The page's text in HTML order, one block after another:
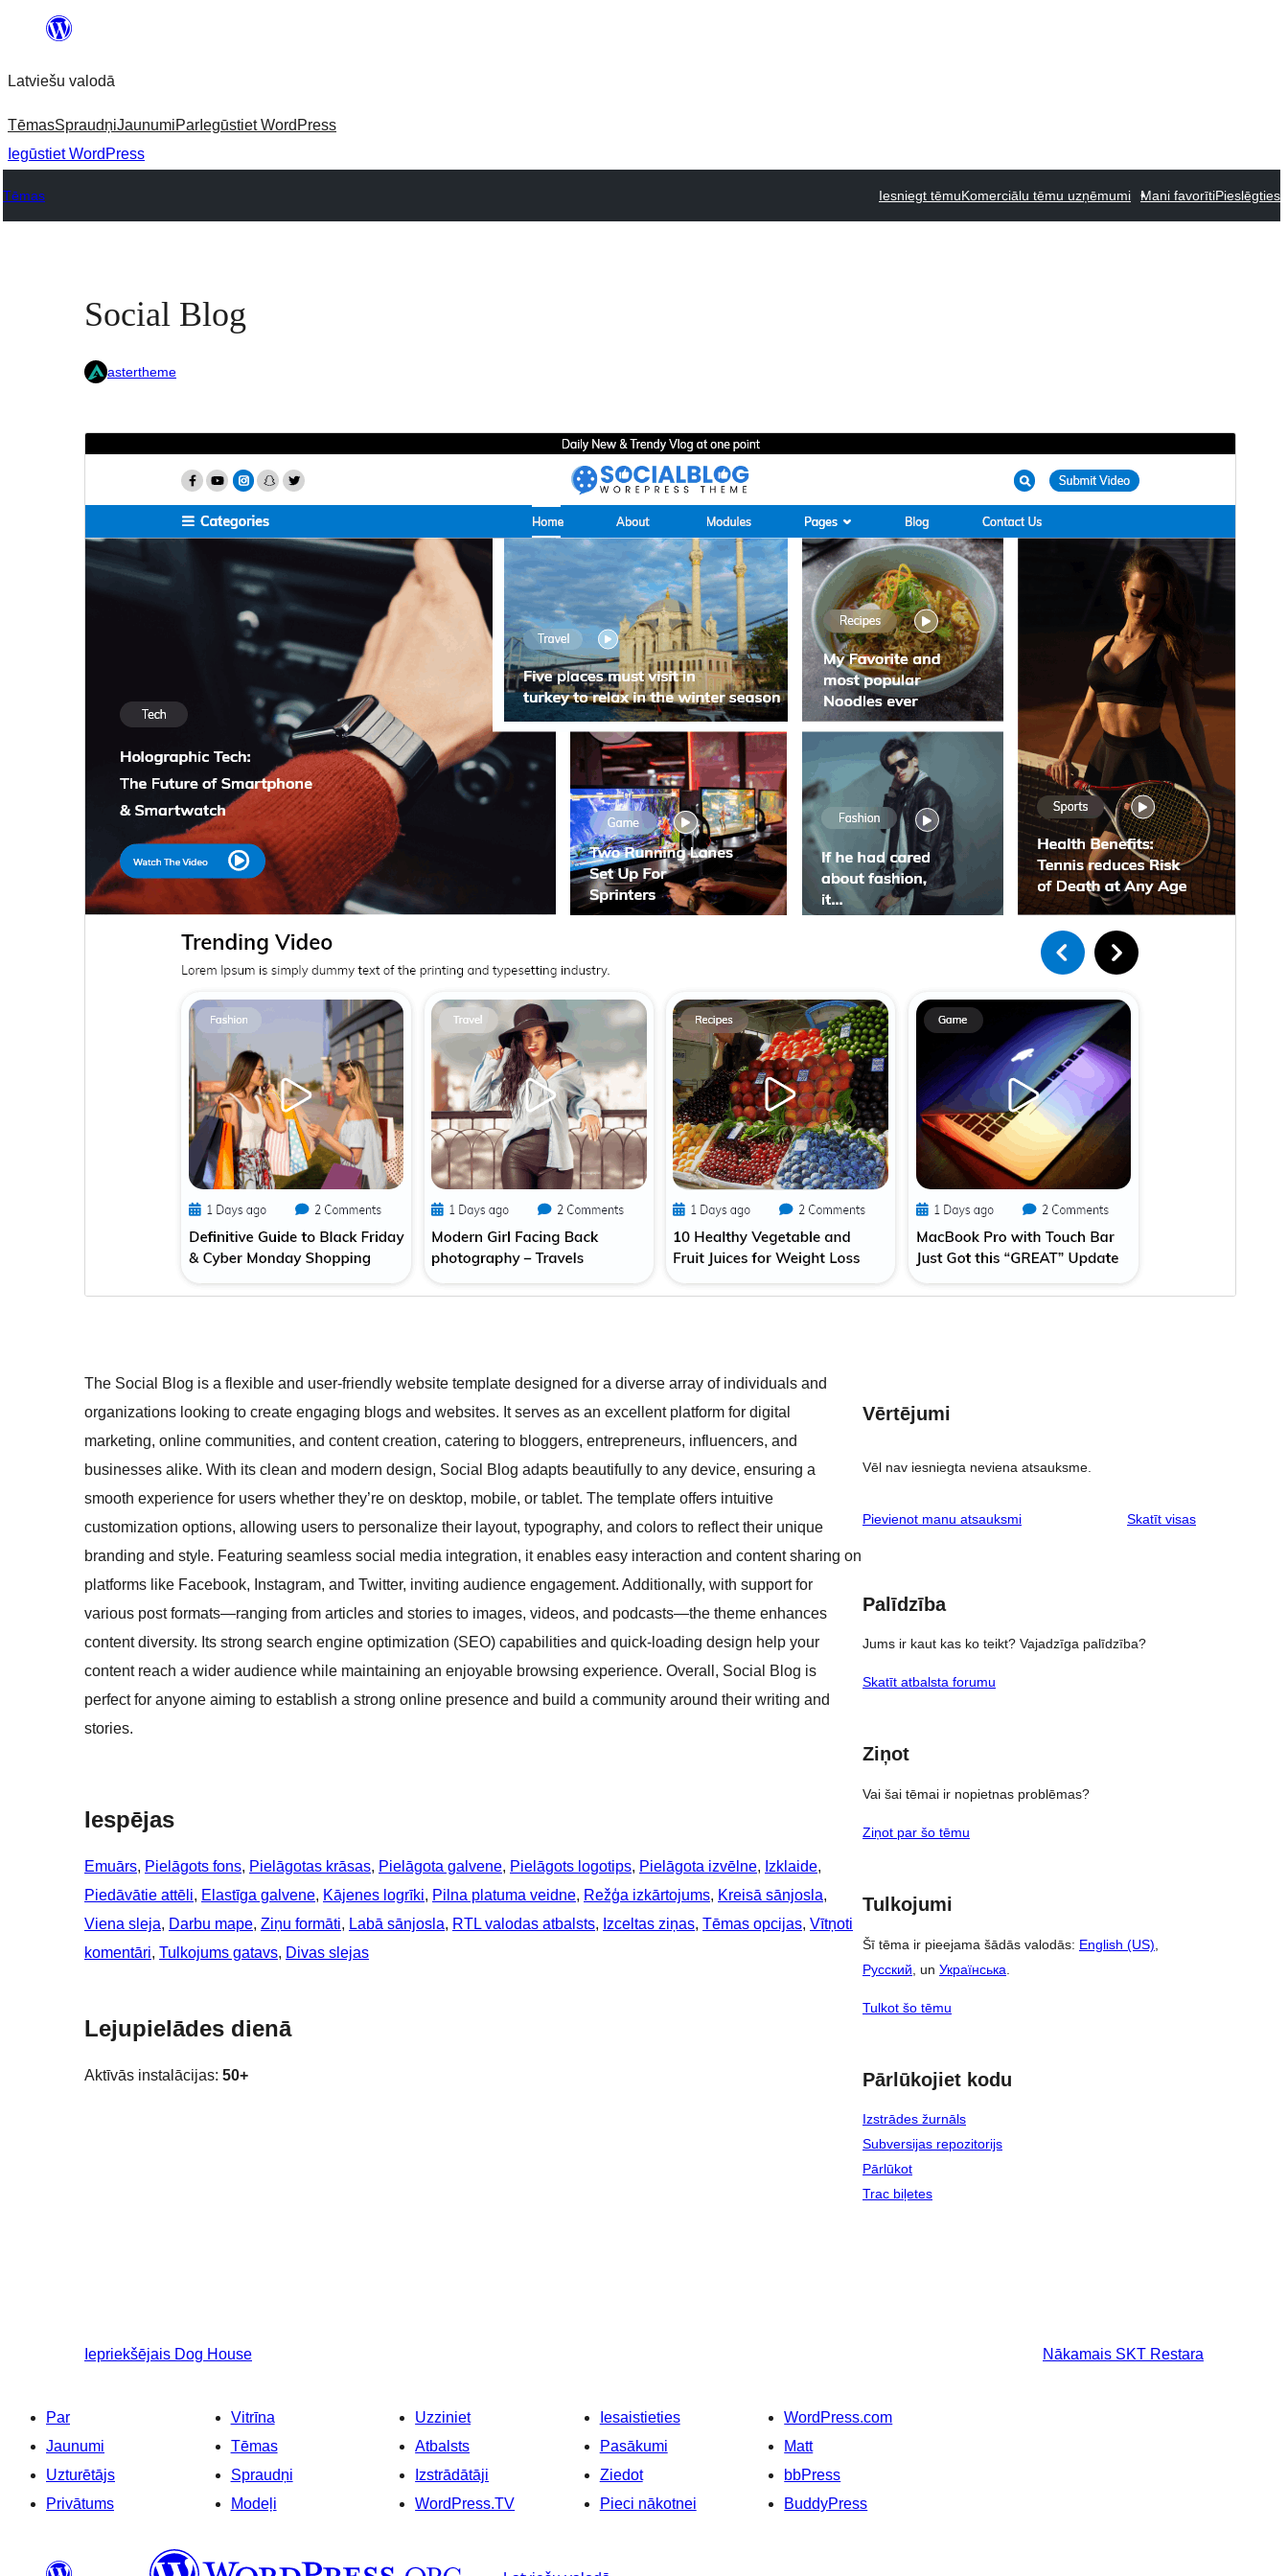
Pāriet
saturu
Latviešu valodā
TēmasSpraudņiJaunumiPar Iegūstiet WordPress
Iegūstiet WordPress
Tēmas Iesniegt tēmuKomerciālu tēmu uzņēmumi Mani favorītiPieslēgties
Social Blog
astertheme
Pēdējoreiz atjaunināts
19 jūlijs, 2026
Aktīvas instalācijas
PHP versija
7.2
Tēmas sākumlapa
The Social Blog is a flexible and user-friendly website template designed for a diverse array of individuals and
organizations looking to create engaging blogs and websites. It serves as an excellent platform for digital
marketing, online communities, and content creation, catering to bloggers, entrepreneurs, influencers, and
businesses alike. With its clean and modern design, Social Blog adapts beautifully to any device, ensuring a
smooth experience for users whether they’re on desktop, mobile, or tablet. The template offers intuitive
customization options, allowing users to personalize their layout, typography, and colors to reflect their unique
branding and style. Featuring seamless social media integration, it enables easy interaction and content sharing on
platforms like Facebook, Instagram, and Twitter, inviting audience engagement. Additionally, with support for
various post formats—ranging from articles and stories to images, videos, and podcasts—the theme enhances
content diversity. Its strong search engine optimization (SEO) capabilities and quick-loading design help your
content reach a wider audience while maintaining an enjoyable browsing experience. Overall, Social Blog is
perfect for anyone aiming to establish a strong online presence and build a community around their writing and
stories.
Iespējas
Emuārs, Pielāgots fons, Pielāgotas krāsas, Pielāgota galvene, Pielāgots logotips, Pielāgota izvēlne, Izklaide
Piedāvātie attēli, Elastīga galvene, Kājenes logrīki, Pilna platuma veidne, Režģa izkārtojums, Kreisā sānjosla
Viena sleja, Darbu mape, Ziņu formāti, Labā sānjosla, RTL valodas atbalsts, Izceltas ziņas, Tēmas opcijas, Vītņoti
komentāri, Tulkojums gatavs, Divas slejas
Lejupielādes dienā
Aktīvās instalācijas: 50+
Vērtējumi
Vēl nav iesniegta neviena atsauksme.
Pievienot manu atsauksmi Skatīt visasatsauksmes
Palīdzība
Jums ir kaut kas ko teikt? Vajadzīga palīdzība?
Skatīt atbalsta forumu
Ziņot
Vai šai tēmai ir nopietnas problēmas?
Ziņot par šo tēmu
Tulkojumi
Šī tēma ir pieejama šādās valodās: English (US)
Русский , un Українська
Tulkot šo tēmu
Pārlūkojiet kodu
Izstrādes žurnāls
Subversijas repozitorijs
Pārlūkot
Trac biļetes
Iepriekšējais Dog House Nākamais SKT Restara
Par
Jaunumi
Uzturētājs
Privātums
Vitrīna
Tēmas
Spraudņi
Modeļi
Uzziniet
Atbalsts
Izstrādātāji
WordPress.TV
Iesaistieties
Pasākumi
Ziedot
Pieci nākotnei
WordPress.com
Matt
bbPress
BuddyPress